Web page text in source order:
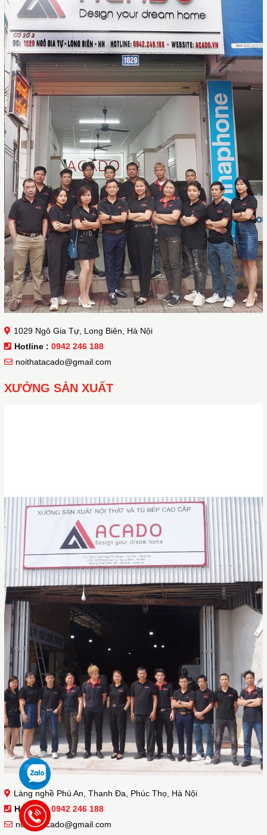
1029 Ngô Gia Tự, Long Biên, Hà Nội
Hotline : 0942 246 188
noithatacado@gmail.com
XƯỞNG SẢN XUẤT
Làng nghề Phú An, Thanh Đa, Phúc Thọ, Hà Nội
Hotline :0942 246 188
noithatacado@gmail.com